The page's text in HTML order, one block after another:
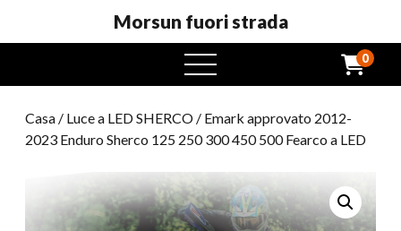
Morsun fuori strada
Menu
aperto
0
Casa / Luce a LED SHERCO / Emark approvato 2012-
2023 Enduro Sherco 125 250 300 450 500 Fearco a LED